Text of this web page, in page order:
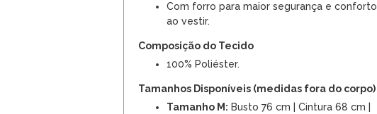
Com forro para maior segurança e conforto
ao vestir.
Composição do Tecido
100% Poliéster.
Tamanhos Disponíveis (medidas fora do corpo)
Tamanho M: Busto 76 cm | Cintura 68 cm |